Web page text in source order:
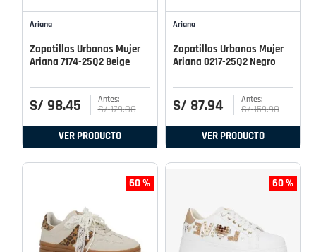
Ariana
Zapatillas Urbanas Mujer
Ariana 7174-25Q2 Beige
S/ 98.45 S/ 179.00
VER PRODUCTO
Ariana
Zapatillas Urbanas Mujer
Ariana 0217-25Q2 Negro
S/ 87.94 S/ 159.90
VER PRODUCTO
60 % 60 %